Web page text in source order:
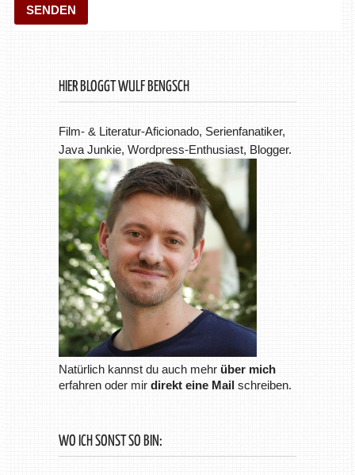
HIER BLOGGT WULF BENGSCH
Film- & Literatur-Aficionado, Serienfanatiker,
Java Junkie, Wordpress-Enthusiast, Blogger.
Natürlich kannst du auch mehr über mich
erfahren oder mir direkt eine Mail schreiben.
WO ICH SONST SO BIN: